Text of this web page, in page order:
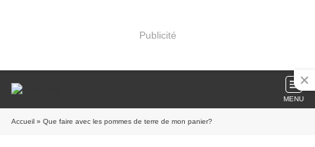
Publicité
MENU
Accueil » Que faire avec les pommes de terre de mon panier?